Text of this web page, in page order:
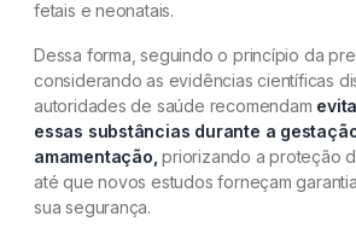
fetais e neonatais.
Dessa forma, seguindo o princípio da
considerando as evidências científicas
autoridades de saúde recomendam
essas substâncias durante a
amamentação, priorizando a proteção
até que novos estudos forneçam
sua segurança.